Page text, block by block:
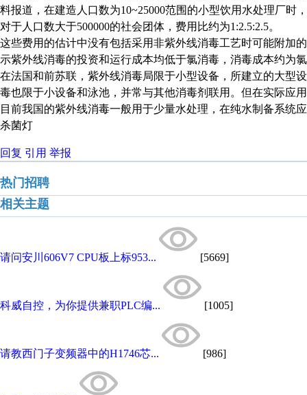
料报道，在建造人口数为10~25000范围的小型饮用水处理厂时
对于人口数大于500000的社会团体，费用比约为1:2.5:2.5。
这些费用的估计中没有包括采用非紫外线消毒工艺时可能附加
示紫外线消毒的投资和运行成本均低于氯消毒，消毒成本约为
在法国和前苏联，紫外线消毒局限于小型设备，所建立的大型
毒也限于小设备和泳池，并常与其他消毒剂联用。但在实际应
目前我国的紫外线消毒一般用于少量水处理，在纯水制备系统
杀菌灯
回复 引用 举报
热门招聘
相关主题
请问安川606V7 CPU板上标953... [5669]
科威自控，为你提供兼职PLC编... [1005]
请教西门子变频器中的H1746芯... [986]